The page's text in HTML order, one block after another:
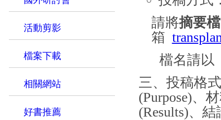
活動剪影
檔案下載
相關網站
好書推薦
請將摘要
箱
檔名請以
三、投稿格
(Purpose)、
(Results)、